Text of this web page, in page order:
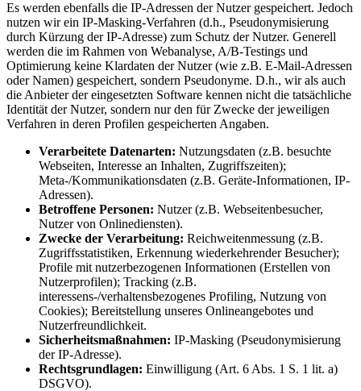
Es werden ebenfalls die IP-Adressen der Nutzer gespeichert. Jedoch
nutzen wir ein IP-Masking-Verfahren (d.h., Pseudonymisierung
durch Kürzung der IP-Adresse) zum Schutz der Nutzer. Generell
werden die im Rahmen von Webanalyse, A/B-Testings und
Optimierung keine Klardaten der Nutzer (wie z.B. E-Mail-Adressen
oder Namen) gespeichert, sondern Pseudonyme. D.h., wir als auch
die Anbieter der eingesetzten Software kennen nicht die tatsächliche
Identität der Nutzer, sondern nur den für Zwecke der jeweiligen
Verfahren in deren Profilen gespeicherten Angaben.
Verarbeitete Datenarten: Nutzungsdaten (z.B. besuchte
Webseiten, Interesse an Inhalten, Zugriffszeiten);
Meta-/Kommunikationsdaten (z.B. Geräte-Informationen, IP-
Adressen).
Betroffene Personen: Nutzer (z.B. Webseitenbesucher,
Nutzer von Onlinediensten).
Zwecke der Verarbeitung: Reichweitenmessung (z.B.
Zugriffsstatistiken, Erkennung wiederkehrender Besucher);
Profile mit nutzerbezogenen Informationen (Erstellen von
Nutzerprofilen); Tracking (z.B.
interessens-/verhaltensbezogenes Profiling, Nutzung von
Cookies); Bereitstellung unseres Onlineangebotes und
Nutzerfreundlichkeit.
Sicherheitsmaßnahmen: IP-Masking (Pseudonymisierung
der IP-Adresse).
Rechtsgrundlagen: Einwilligung (Art. 6 Abs. 1 S. 1 lit. a)
DSGVO).